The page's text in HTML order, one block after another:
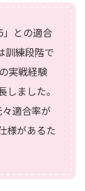
」との適合
訓練段階で
実戦経験
ました。
適合率が
様があるた